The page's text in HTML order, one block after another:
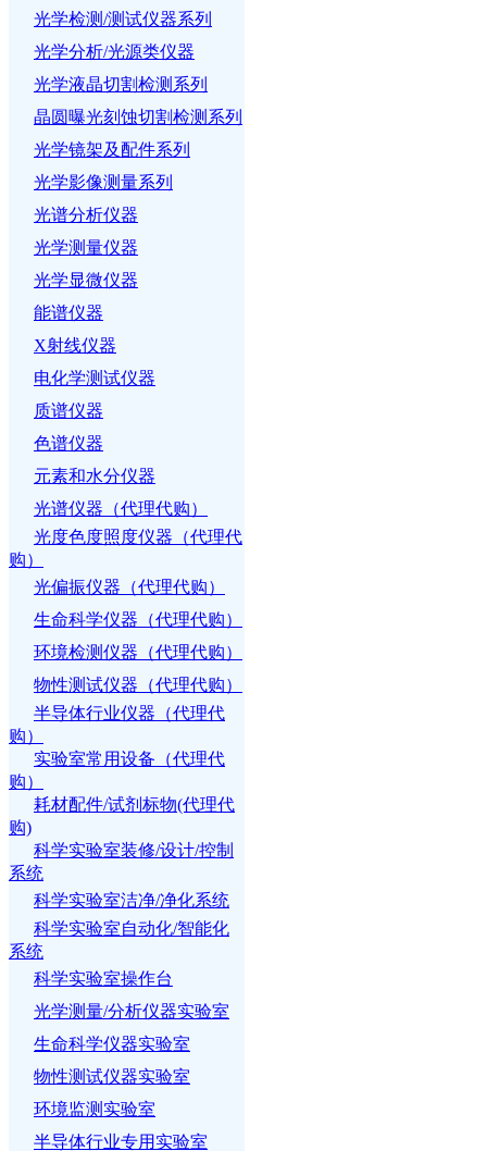
光学检测/测试仪器系列
光学分析/光源类仪器
光学液晶切割检测系列
晶圆曝光刻蚀切割检测系列
光学镜架及配件系列
光学影像测量系列
光谱分析仪器
光学测量仪器
光学显微仪器
能谱仪器
X射线仪器
电化学测试仪器
质谱仪器
色谱仪器
元素和水分仪器
光谱仪器（代理代购）
光度色度照度仪器（代理代
购）
光偏振仪器（代理代购）
生命科学仪器（代理代购）
环境检测仪器（代理代购）
物性测试仪器（代理代购）
半导体行业仪器（代理代
购）
实验室常用设备（代理代
购）
耗材配件/试剂标物(代理代
购)
科学实验室装修/设计/控制
系统
科学实验室洁净/净化系统
科学实验室自动化/智能化
系统
科学实验室操作台
光学测量/分析仪器实验室
生命科学仪器实验室
物性测试仪器实验室
环境监测实验室
半导体行业专用实验室